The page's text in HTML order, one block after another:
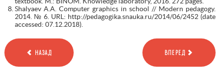
Shalyaev A.A. Computer graphics in school // Modern pedagogy.
2014. № 6. URL: http://pedagogika.snauka.ru/2014/06/2452 (date
accessed: 07.12.2018).
НАЗАД ВПЕРЕД